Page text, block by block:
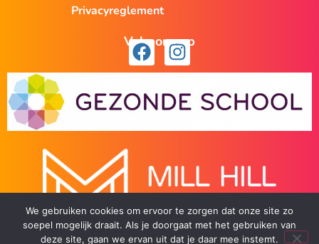
Privacyreglement
Volg ons op
We gebruiken cookies om ervoor te zorgen dat onze site zo
soepel mogelijk draait. Als je doorgaat met het gebruiken van
deze site, gaan we ervan uit dat je daar mee instemt.